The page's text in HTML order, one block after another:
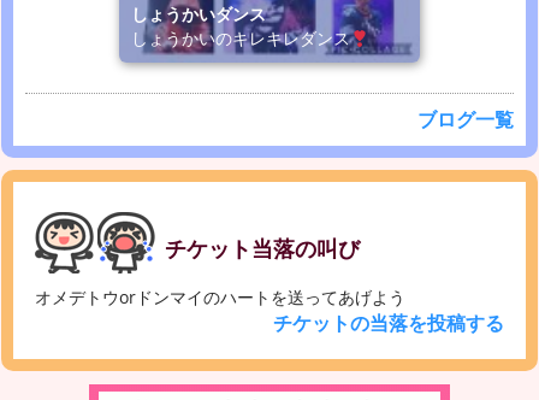
しょうかいダンス
しょうかいのキレキレダンス
ブログ一覧
チケット当落の叫び
オメデトウorドンマイのハートを送ってあげよう
チケットの当落を投稿する